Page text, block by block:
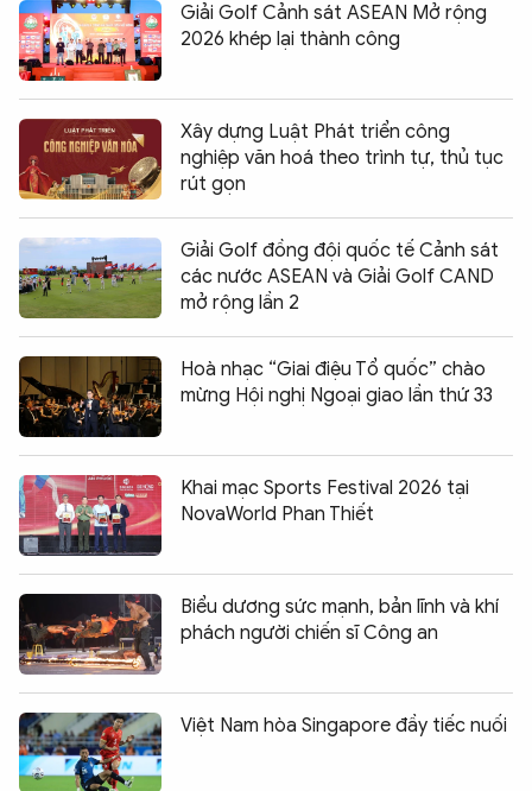
Giải Golf Cảnh sát ASEAN Mở rộng
2026 khép lại thành công
Xây dựng Luật Phát triển công
nghiệp văn hoá theo trình tự, thủ tục
rút gọn
Giải Golf đồng đội quốc tế Cảnh sát
các nước ASEAN và Giải Golf CAND
mở rộng lần 2
Hoà nhạc “Giai điệu Tổ quốc” chào
mừng Hội nghị Ngoại giao lần thứ 33
Khai mạc Sports Festival 2026 tại
NovaWorld Phan Thiết
Biểu dương sức mạnh, bản lĩnh và khí
phách người chiến sĩ Công an
Việt Nam hòa Singapore đầy tiếc nuối